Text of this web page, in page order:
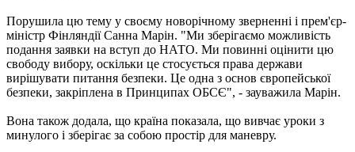
Порушила цю тему у своєму новорічному зверненні і прем'єр-
міністр Фінляндії Санна Марін. "Ми зберігаємо можливість
подання заявки на вступ до НАТО. Ми повинні оцінити цю
свободу вибору, оскільки це стосується права держави
вирішувати питання безпеки. Це одна з основ європейської
безпеки, закріплена в Принципах ОБСЄ", - зауважила Марін.
Вона також додала, що країна показала, що вивчає уроки з
минулого і зберігає за собою простір для маневру.